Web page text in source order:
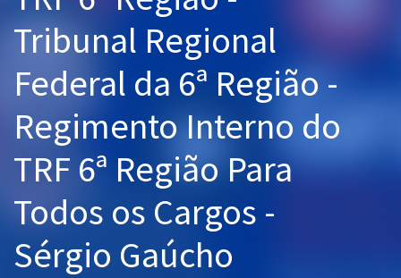
Graduação
Mentorias
Questões grátis
Conteúdo gratuito
Blog
Tribunal Regional
Federal da 6ª Região -
Regimento Interno do
TRF 6ª Região Para
Todos os Cargos -
Sérgio Gaúcho